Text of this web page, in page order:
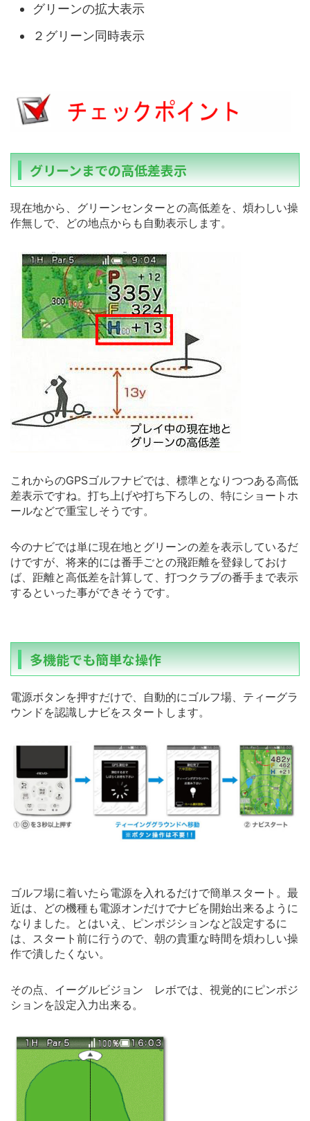
グリーンの拡大表示
２グリーン同時表示
グリーンまでの高低差表示
現在地から、グリーンセンターとの高低差を、煩わしい操
作無しで、どの地点からも自動表示します。
これからのGPSゴルフナビでは、標準となりつつある高低
差表示ですね。打ち上げや打ち下ろしの、特にショートホ
ールなどで重宝しそうです。
今のナビでは単に現在地とグリーンの差を表示しているだ
けですが、将来的には番手ごとの飛距離を登録しておけ
ば、距離と高低差を計算して、打つクラブの番手まで表示
するといった事ができそうです。
多機能でも簡単な操作
電源ボタンを押すだけで、自動的にゴルフ場、ティーグラ
ウンドを認識しナビをスタートします。
ゴルフ場に着いたら電源を入れるだけで簡単スタート。最
近は、どの機種も電源オンだけでナビを開始出来るように
なりました。とはいえ、ピンポジションなど設定するに
は、スタート前に行うので、朝の貴重な時間を煩わしい操
作で潰したくない。
その点、イーグルビジョン レボでは、視覚的にピンポジ
ションを設定入力出来る。